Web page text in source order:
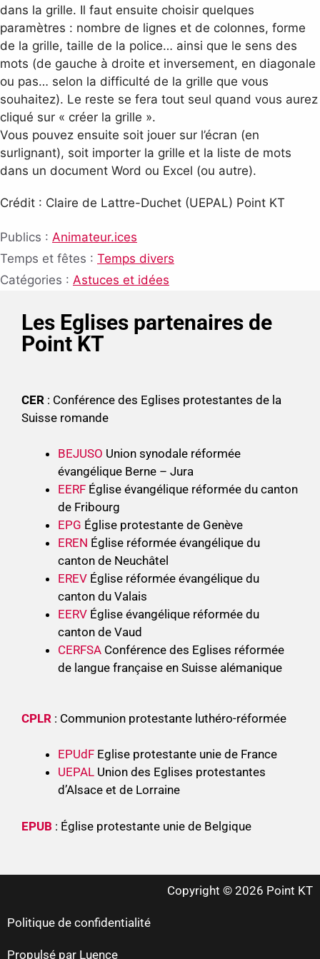
dans la grille. Il faut ensuite choisir quelques
paramètres : nombre de lignes et de colonnes, forme
de la grille, taille de la police… ainsi que le sens des
mots (de gauche à droite et inversement, en diagonale
ou pas… selon la difficulté de la grille que vous
souhaitez). Le reste se fera tout seul quand vous aurez
cliqué sur « créer la grille ».
Vous pouvez ensuite soit jouer sur l’écran (en
surlignant), soit importer la grille et la liste de mots
dans un document Word ou Excel (ou autre).
Crédit : Claire de Lattre-Duchet (UEPAL) Point KT
Publics : Animateur.ices
Temps et fêtes : Temps divers
Catégories : Astuces et idées
Les Eglises partenaires de
Point KT
CER : Conférence des Eglises protestantes de la
Suisse romande
BEJUSO Union synodale réformée
évangélique Berne – Jura
EERF Église évangélique réformée du canton
de Fribourg
EPG Église protestante de Genève
EREN Église réformée évangélique du
canton de Neuchâtel
EREV Église réformée évangélique du
canton du Valais
EERV Église évangélique réformée du
canton de Vaud
CERFSA Conférence des Eglises réformée
de langue française en Suisse alémanique
CPLR : Communion protestante luthéro-réformée
EPUdF Eglise protestante unie de France
UEPAL Union des Eglises protestantes
d’Alsace et de Lorraine
EPUB : Église protestante unie de Belgique
Copyright © 2026 Point KT
Politique de confidentialité
Propulsé par Luence